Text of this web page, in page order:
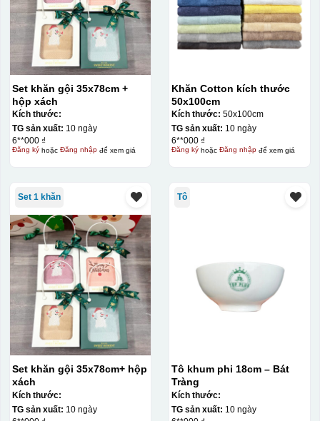
Set khăn gội 35x78cm +
hộp xách
Kích thước:
TG sản xuất: 10 ngày
6**000 ₫
Đăng kýhoặc Đăng nhậpđể xem giá
Khăn Cotton kích thước
50x100cm
Kích thước: 50x100cm
TG sản xuất: 10 ngày
6**000 ₫
Đăng kýhoặc Đăng nhậpđể xem giá
Set 1 khăn
Set khăn gội 35x78cm+ hộp
xách
Kích thước:
TG sản xuất: 10 ngày
Tô
Tô khum phi 18cm – Bát
Tràng
Kích thước:
TG sản xuất: 10 ngày